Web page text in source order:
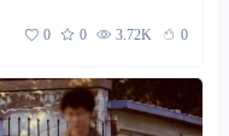
0 0 3.72K 0